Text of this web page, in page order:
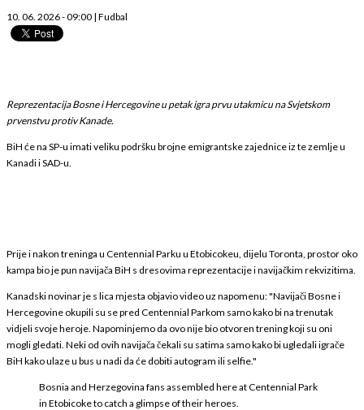
10. 06. 2026 - 09:00 | Fudbal
Reprezentacija Bosne i Hercegovine u petak igra prvu utakmicu na Svjetskom
prvenstvu protiv Kanade.
BiH će na SP-u imati veliku podršku brojne emigrantske zajednice iz te zemlje u
Kanadi i SAD-u.
Prije i nakon treninga u Centennial Parku u Etobicokeu, dijelu Toronta, prostor oko
kampa bio je pun navijača BiH s dresovima reprezentacije i navijačkim rekvizitima.
Kanadski novinar je s lica mjesta objavio video uz napomenu: "Navijači Bosne i
Hercegovine okupili su se pred Centennial Parkom samo kako bi na trenutak
vidjeli svoje heroje. Napominjemo da ovo nije bio otvoren trening koji su oni
mogli gledati. Neki od ovih navijača čekali su satima samo kako bi ugledali igrače
BiH kako ulaze u bus u nadi da će dobiti autogram ili selfie."
Bosnia and Herzegovina fans assembled here at Centennial Park
in Etobicoke to catch a glimpse of their heroes.